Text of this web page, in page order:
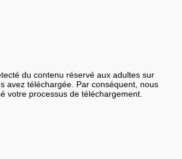
du contenu réservé aux adultes sur
avez téléchargée. Par conséquent, nous
votre processus de téléchargement.